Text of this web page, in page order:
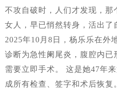
不攻自破时，人们才发现，那
女人，早已悄然转身，活出了
2025年10月8日，杨乐乐在外
诊断为急性阑尾炎，腹腔内已
需要立即手术。 这是她47年
成所有检查、签字和术后恢复